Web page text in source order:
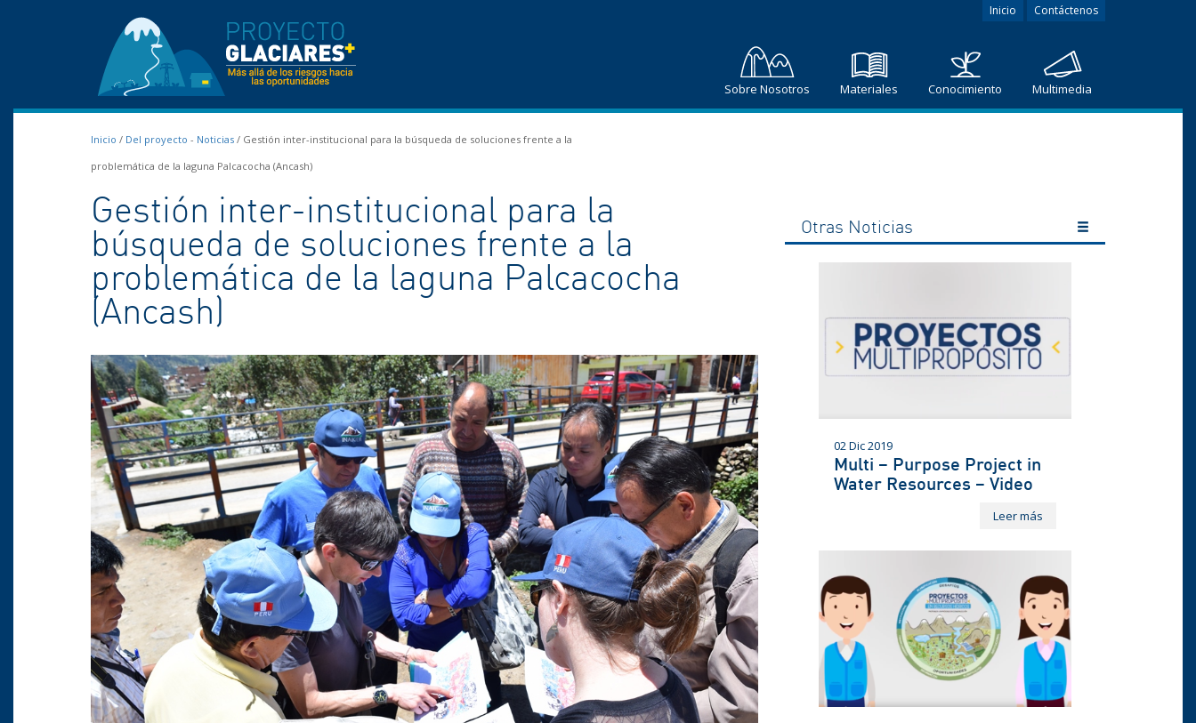
Inicio Contáctenos
Sobre Nosotros Materiales Conocimiento Multimedia
Inicio / Del proyecto - Noticias / Gestión inter-institucional para la búsqueda de soluciones frente a la
problemática de la laguna Palcacocha (Ancash)
Gestión inter-institucional para la
búsqueda de soluciones frente a la
problemática de la laguna Palcacocha
(Ancash)
Otras Noticias
02 Dic 2019
Multi – Purpose Project in
Water Resources – Video
Leer más